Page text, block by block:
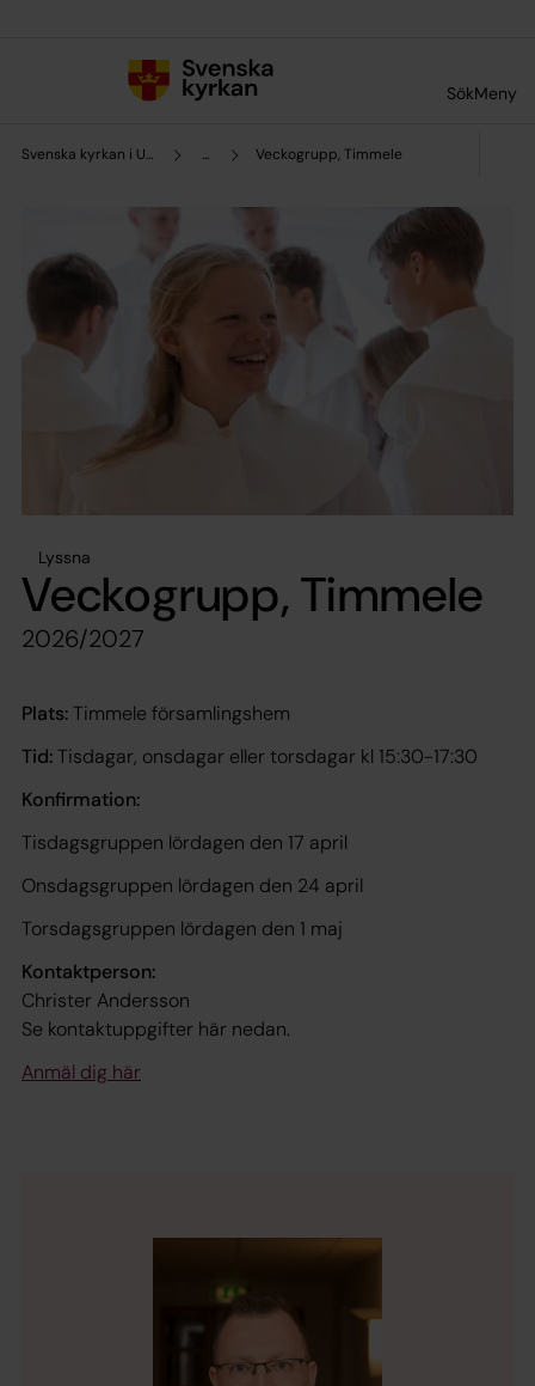
SökMeny
Svenska kyrkan i Ulricehamn ... Veckogrupp, Timmele
Lyssna
Veckogrupp, Timmele
2026/2027
Plats:Timmele församlingshem
Tid:Tisdagar, onsdagar eller torsdagar kl 15:30-17:30
Konfirmation:
Tisdagsgruppen lördagen den 17 april
Onsdagsgruppen lördagen den 24 april
Torsdagsgruppen lördagen den 1 maj
Kontaktperson:
Christer Andersson
Se kontaktuppgifter här nedan.
Anmäl dig här